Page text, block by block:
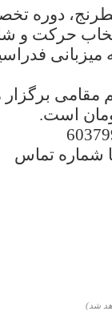
دوره
حرکت و
و به میزبانی
مقامی
است.
شماره تماس
شد)